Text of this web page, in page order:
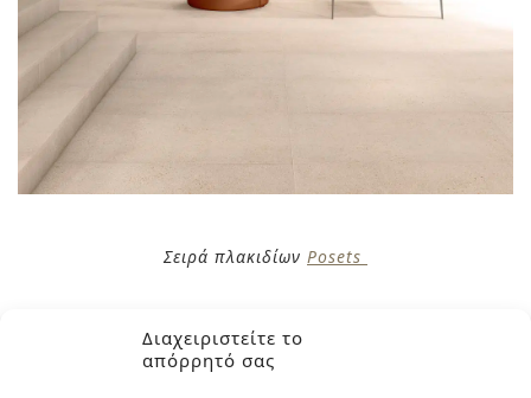
Διαχειριστείτε το
απόρρητό σας
Σειρά πλακιδίων Posets
ΜΙΑ ΔΙΑΧΡΟΝΙΚΉ ΕΠΙΛΟΓΉ
ΠΟΥ ΔΕΝ ΚΟΥΡΆΖΕΙ